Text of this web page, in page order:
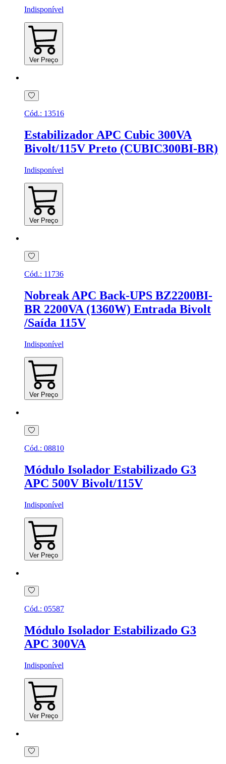
Indisponível
Ver Preço
Cód.: 13516
Estabilizador APC Cubic 300VA
Bivolt/115V Preto (CUBIC300BI-BR)
Indisponível
Ver Preço
Cód.: 11736
Nobreak APC Back-UPS BZ2200BI-
BR 2200VA (1360W) Entrada Bivolt
/Saída 115V
Indisponível
Ver Preço
Cód.: 08810
Módulo Isolador Estabilizado G3
APC 500V Bivolt/115V
Indisponível
Ver Preço
Cód.: 05587
Módulo Isolador Estabilizado G3
APC 300VA
Indisponível
Ver Preço